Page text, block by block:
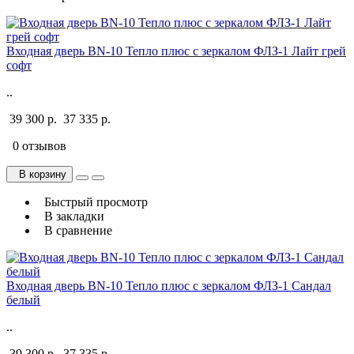
Входная дверь BN-10 Тепло плюс с зеркалом ФЛЗ-1 Лайт грей
софт
..
39 300 р. 37 335 р.
0 отзывов
В корзину
Быстрый просмотр
В закладки
В сравнение
Входная дверь BN-10 Тепло плюс с зеркалом ФЛЗ-1 Сандал
белый
..